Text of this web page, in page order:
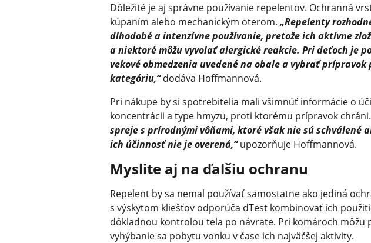
Dôležité je aj správne používanie repelentov. Ochranná
kúpaním alebo mechanickým oterom. „Repelenty
dlhodobé a intenzívne používanie, pretože ich aktívne
a niektoré môžu vyvolať alergické reakcie. Pri deťoch je
vekové obmedzenia uvedené na obale a vybrať prípravok
kategóriu,“dodáva Hoffmannová.
Pri nákupe by si spotrebitelia mali všimnúť informácie o
koncentrácii a type hmyzu, proti ktorému prípravok chráni.
spreje s prírodnými vôňami, ktoré však nie sú schválené
ich účinnosť nie je overená,“upozorňuje Hoffmannová.
Myslite aj na ďalšiu ochranu
Repelent by sa nemal používať samostatne ako jediná
s výskytom kliešťov odporúča dTest kombinovať ich
dôkladnou kontrolou tela po návrate. Pri komároch môžu
vyhýbanie sa pobytu vonku v čase ich najväčšej aktivity.